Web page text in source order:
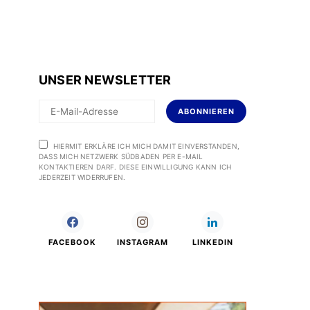
UNSER NEWSLETTER
ABONNIEREN
HIERMIT ERKLÄRE ICH MICH DAMIT EINVERSTANDEN,
DASS MICH NETZWERK SÜDBADEN PER E-MAIL
KONTAKTIEREN DARF. DIESE EINWILLIGUNG KANN ICH
JEDERZEIT WIDERRUFEN.
FACEBOOK INSTAGRAM LINKEDIN